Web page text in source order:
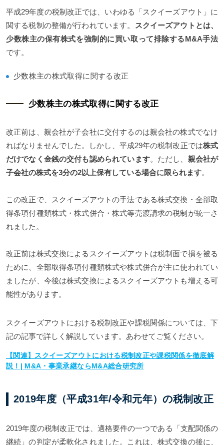
平成29年度の税制改正では、いわゆる「スクイーズアウト」に
関する税制の整備が行われています。
スクイーズアウトとは、
少数株主の保有株式を強制的に買い取って排除するM&A手法
です。
少数株主の株式取得に関する改正
少数株主の株式取得に関する改正
改正前は、親会社が子会社に交付するのは親会社の株式でなけ
ればなりませんでした。しかし、平成29年の税制改正では株式
だけでなく金銭の交付も認められています。ただし、 親会社が
子会社の株式を3分の2以上保有している場合に限られます。
この改正で、スクイーズアウトの手法である株式交換・全部取
得条項付種類株式・株式併合・株式等売渡請求の税制が統一さ
れました。
改正前は株式交換によるスクイーズアウトは税制面で損を被る
ために、全部取得条項付種類株式や株式併合が主に使われてい
ましたが、今後は株式交換によるスクイーズアウトも増える可
能性があります。
スクイーズアウトにおける税制改正や課税関係については、下
記の記事で詳しく解説しています。あわせてご覧ください。
【関連】スクイーズアウトにおける税制改正や課税関係を徹底解
説！| M&A・事業承継ならM&A総合研究所
2019年度（平成31年/令和元年）の税制改正
2019年度の税制改正では、適格要件の一つである「支配関係の
継続」の判定が柔軟化されました。これは、株式交換の後に、